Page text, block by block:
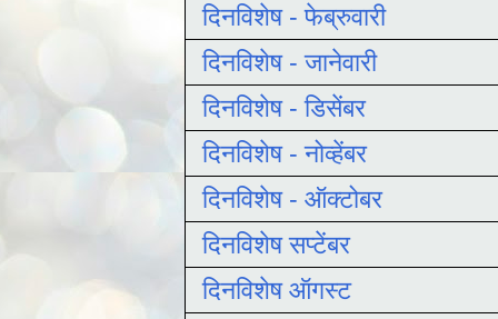
दिनविशेष - फेब्रुवारी
दिनविशेष - जानेवारी
दिनविशेष - डिसेंबर
दिनविशेष - नोव्हेंबर
दिनविशेष - ऑक्टोबर
दिनविशेष सप्टेंबर
दिनविशेष ऑगस्ट